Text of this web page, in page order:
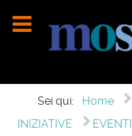
Sei qui: Home
INIZIATIVE
EVENTI